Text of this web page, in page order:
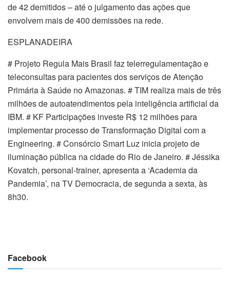
de 42 demitidos – até o julgamento das ações que
envolvem mais de 400 demissões na rede.
ESPLANADEIRA
# Projeto Regula Mais Brasil faz telerregulamentação e
teleconsultas para pacientes dos serviços de Atenção
Primária à Saúde no Amazonas. # TIM realiza mais de três
milhões de autoatendimentos pela inteligência artificial da
IBM. # KF Participações investe R$ 12 milhões para
implementar processo de Transformação Digital com a
Engineering. # Consórcio Smart Luz inicia projeto de
iluminação pública na cidade do Rio de Janeiro. # Jéssika
Kovatch, personal-trainer, apresenta a ‘Academia da
Pandemia’, na TV Democracia, de segunda a sexta, às
8h30.
Facebook